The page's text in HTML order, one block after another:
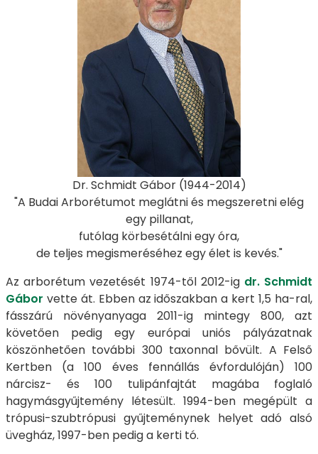
Dr. Schmidt Gábor (1944-2014)
"A Budai Arborétumot meglátni és megszeretni elég
egy pillanat,
futólag körbesétálni egy óra,
de teljes megismeréséhez egy élet is kevés."
Az arborétum vezetését 1974-től 2012-ig dr. Schmidt
Gábor vette át. Ebben az időszakban a kert 1,5 ha-ral,
fásszárú növényanyaga 2011-ig mintegy 800, azt
követően pedig egy európai uniós pályázatnak
köszönhetően további 300 taxonnal bővült. A Felső
Kertben (a 100 éves fennállás évfordulóján) 100
nárcisz- és 100 tulipánfajtát magába foglaló
hagymásgyűjtemény létesült. 1994-ben megépült a
trópusi-szubtrópusi gyűjteménynek helyet adó alsó
üvegház, 1997-ben pedig a kerti tó.